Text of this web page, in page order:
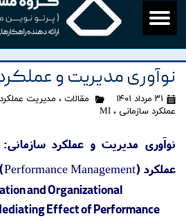
نوآوری مدیریت و
۳۱ مرداد ۱۴۰۱ مقالات ، مدیریت عملکرد
عملکرد سازمانی ، MI
نوآوری مدیریت و عملکرد
عملکرد (Performance Management)
and Organizational
Effect of Performance